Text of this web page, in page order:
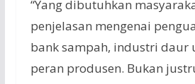
“Yang dibutuhkan
penjelasan mengenai
bank sampah, industri daur
peran produsen. Bukan